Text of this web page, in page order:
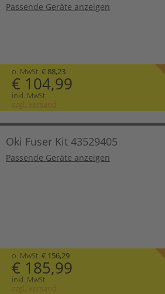
Passende Geräte anzeigen
o. MwSt. € 88,23
€ 104,99
inkl. MwSt.
zzgl. Versand
Oki Fuser Kit 43529405
Passende Geräte anzeigen
o. MwSt. € 156,29
€ 185,99
inkl. MwSt.
zzgl. Versand